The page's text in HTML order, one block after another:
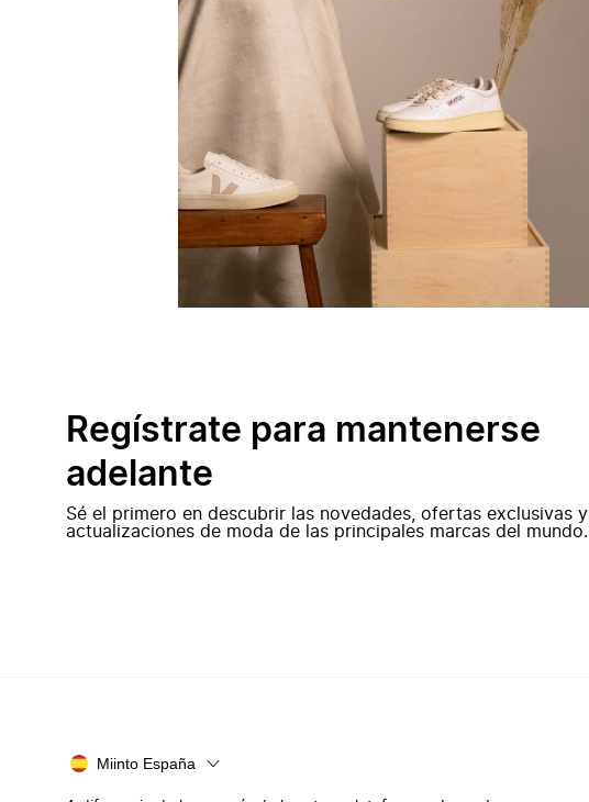
Regístrate para mantenerse
adelante
Sé el primero en descubrir las novedades, ofertas exclusivas y
actualizaciones de moda de las principales marcas del mundo.
Miinto España